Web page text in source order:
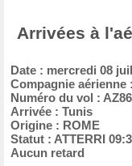
Arrivées à
Date : mercredi 08
Compagnie aérienne
Numéro du vol :
Arrivée : Tunis
Origine : ROME
Statut : ATTERRI
Aucun retard